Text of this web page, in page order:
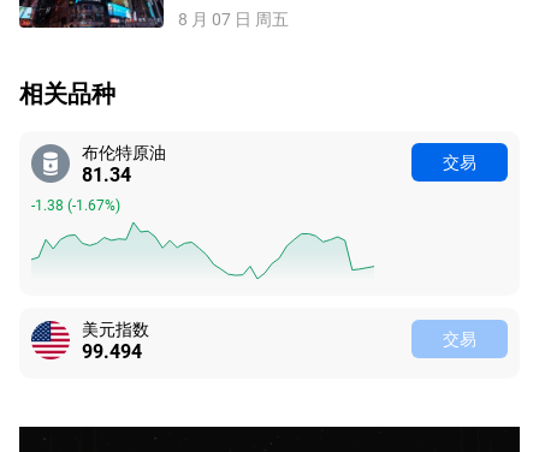
8 月 07 日 周五
相关品种
布伦特原油
81.34
-1.38 (-1.67%)
交易
美元指数
99.494 交易